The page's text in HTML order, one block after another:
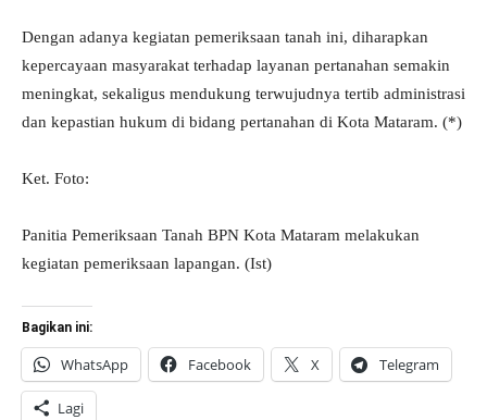
Dengan adanya kegiatan pemeriksaan tanah ini, diharapkan
kepercayaan masyarakat terhadap layanan pertanahan semakin
meningkat, sekaligus mendukung terwujudnya tertib administrasi
dan kepastian hukum di bidang pertanahan di Kota Mataram. (*)
Ket. Foto:
Panitia Pemeriksaan Tanah BPN Kota Mataram melakukan
kegiatan pemeriksaan lapangan. (Ist)
Bagikan ini:
WhatsApp Facebook X Telegram
Lagi